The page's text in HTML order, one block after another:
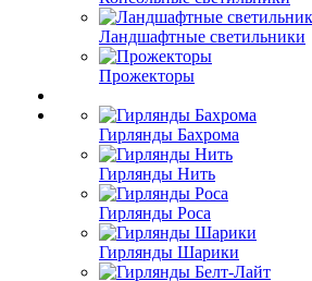
Ландшафтные светильники
Прожекторы
Гирлянды Бахрома
Гирлянды Нить
Гирлянды Роса
Гирлянды Шарики